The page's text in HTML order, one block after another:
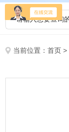
当前位置：首页 >